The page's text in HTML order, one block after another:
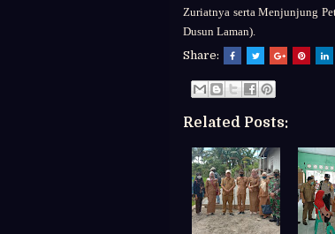
Zuriatnya serta Menjunjung
Dusun Laman).
Share:
Related Posts: